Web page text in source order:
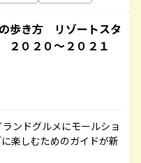
歩き方 リゾートスタ
０２０～２０２１
ンドグルメにモールショ
楽しむためのガイドが新